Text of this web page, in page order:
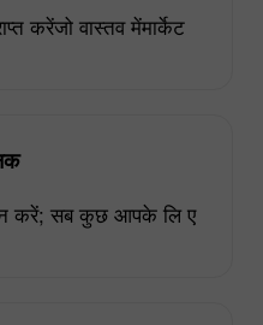
करेंजो वास्तव मेंमार्केट
न करें; सब कुछ आपके लि ए